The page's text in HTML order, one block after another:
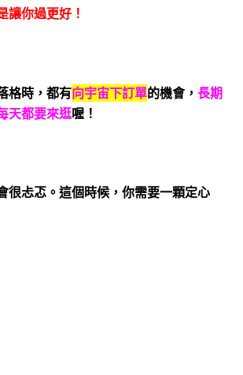
讓你過更好！
格時，都有向宇宙下訂單的機會，長期
天都要來逛喔！
很忐忑。這個時候，你需要一顆定心